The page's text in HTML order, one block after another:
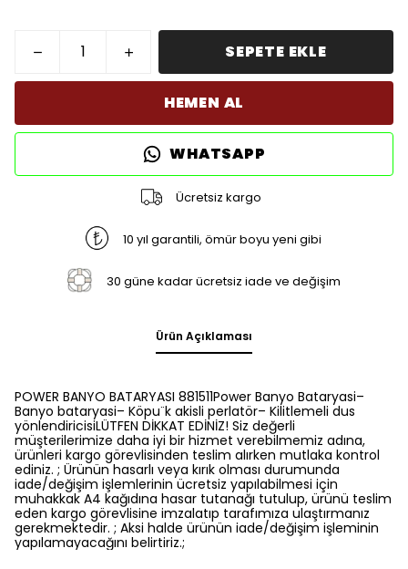
SEPETE EKLE
HEMEN AL
WHATSAPP
Ücretsiz kargo
10 yıl garantili, ömür boyu yeni gibi
30 güne kadar ücretsiz iade ve değişim
Ürün Açıklaması
POWER BANYO BATARYASI 881511Power Banyo Bataryasi–
Banyo bataryasi– Köpu¨k akisli perlatör– Kilitlemeli dus
yönlendiricisiLÜTFEN DİKKAT EDİNİZ! Siz değerli
müşterilerimize daha iyi bir hizmet verebilmemiz adına,
ürünleri kargo görevlisinden teslim alırken mutlaka kontrol
ediniz. ; Ürünün hasarlı veya kırık olması durumunda
iade/değişim işlemlerinin ücretsiz yapılabilmesi için
muhakkak A4 kağıdına hasar tutanağı tutulup, ürünü teslim
eden kargo görevlisine imzalatıp tarafımıza ulaştırmanız
gerekmektedir. ; Aksi halde ürünün iade/değişim işleminin
yapılamayacağını belirtiriz.;